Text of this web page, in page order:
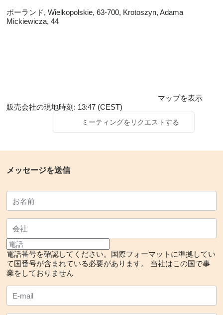
ポーランド, Wielkopolskie, 63-700, Krotoszyn, Adama
Mickiewicza, 44
マップを表示
販売会社の現地時刻: 13:47 (CEST)
ミーティングをリクエストする
メッセージを送信
電話番号を確認してください。国際フォーマットに準拠してい
て国番号が含まれている必要があります。
当社はこの国で事
業をしておりません